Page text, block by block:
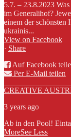
5.7. – 23.8.2023
im Generalihof?
einem der schönsten
ukrainis...
View on Facebook
· Share
Auf Facebook
Per E-Mail teilen
CREATIVE
3 years ago
Ab in den Pool!
MoreSee Less